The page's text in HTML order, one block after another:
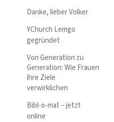
Danke, lieber Volker
YChurch Lemgo
gegründet
Von Generation zu
Generation: Wie Frauen
ihre Ziele
verwirklichen
Bibl-o-mat – jetzt
online